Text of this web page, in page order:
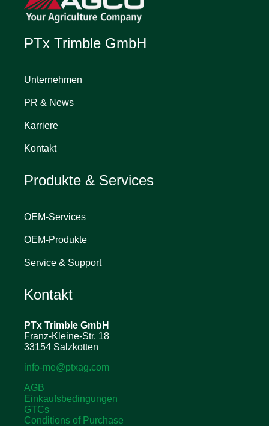
PTx Trimble GmbH
Unternehmen
PR & News
Karriere
Kontakt
Produkte & Services
OEM-Services
OEM-Produkte
Service & Support
Kontakt
PTx Trimble GmbH
Franz-Kleine-Str. 18
33154 Salzkotten
info-me@ptxag.com
AGB
Einkaufsbedingungen
GTCs
Conditions of Purchase